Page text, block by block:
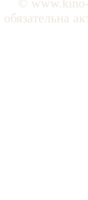
©
обязательна